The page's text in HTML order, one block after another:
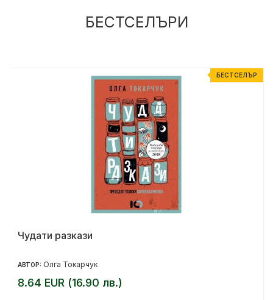
БЕСТСЕЛЪРИ
БЕСТСЕЛЪР
Чудати разкази
АВТОР: Олга Токарчук
8.64 EUR (16.90 лв.)